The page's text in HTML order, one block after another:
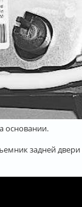
основании.
задней